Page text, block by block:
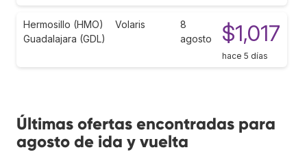
Hermosillo (HMO)
Guadalajara (GDL)
Volaris
8
agosto
$1,017
hace 5 días
Últimas ofertas encontradas para
agosto de ida y vuelta